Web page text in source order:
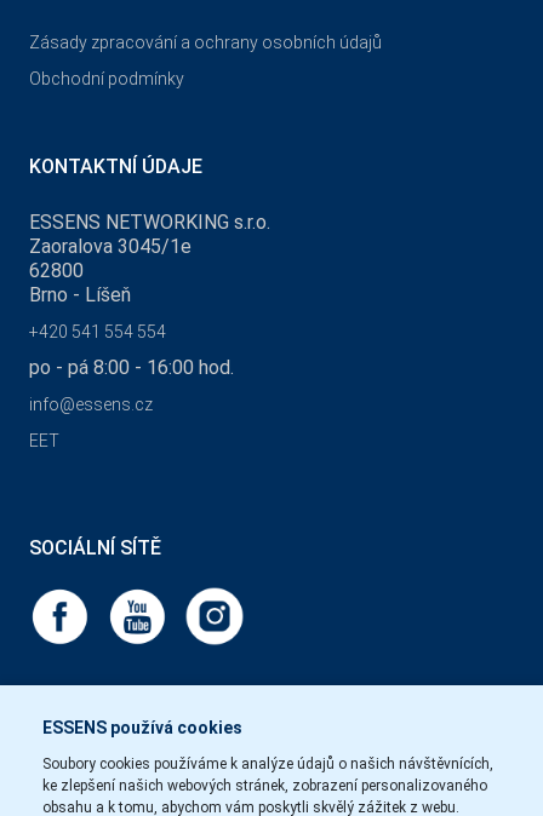
ESSENS používá cookies
Soubory cookies používáme k analýze údajů o našich návštěvnících,
ke zlepšení našich webových stránek, zobrazení personalizovaného
obsahu a k tomu, abychom vám poskytli skvělý zážitek z webu.
Zásady zpracování a ochrany osobních údajů
Obchodní podmínky
KONTAKTNÍ ÚDAJE
ESSENS NETWORKING s.r.o.
Zaoralova 3045/1e
62800
Brno - Líšeň
+420 541 554 554
po - pá 8:00 - 16:00 hod.
info@essens.cz
EET
SOCIÁLNÍ SÍTĚ